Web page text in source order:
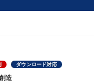
ンと経営
ダウンロード対応
造